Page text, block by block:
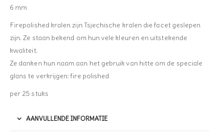
6 mm
Firepolished kralen zijn Tsjechische kralen die facet geslepen
zijn. Ze staan bekend om hun vele kleuren en uitstekende
kwaliteit.
Ze danken hun naam aan het gebruik van hitte om de speciale
glans te verkrijgen: fire polished
per 25 stuks
AANVULLENDE INFORMATIE